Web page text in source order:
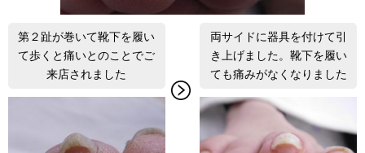
第２趾が巻いて靴下を履い
て歩くと痛いとのことでご
来店されました
両サイドに器具を付けて引
き上げました。靴下を履い
ても痛みがなくなりました